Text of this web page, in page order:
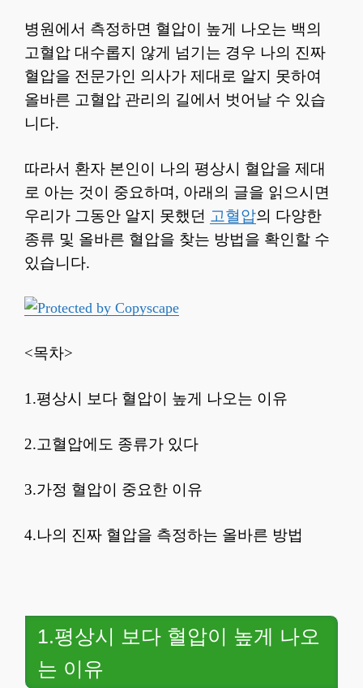
병원에서 측정하면 혈압이 높게 나오는 백의
고혈압 대수롭지 않게 넘기는 경우 나의 진짜
혈압을 전문가인 의사가 제대로 알지 못하여
올바른 고혈압 관리의 길에서 벗어날 수 있습
니다.
따라서 환자 본인이 나의 평상시 혈압을 제대
로 아는 것이 중요하며, 아래의 글을 읽으시면
우리가 그동안 알지 못했던 고혈압의 다양한
종류 및 올바른 혈압을 찾는 방법을 확인할 수
있습니다.
<목차>
1.평상시 보다 혈압이 높게 나오는 이유
2.고혈압에도 종류가 있다
3.가정 혈압이 중요한 이유
4.나의 진짜 혈압을 측정하는 올바른 방법
1.평상시 보다 혈압이 높게 나오
는 이유